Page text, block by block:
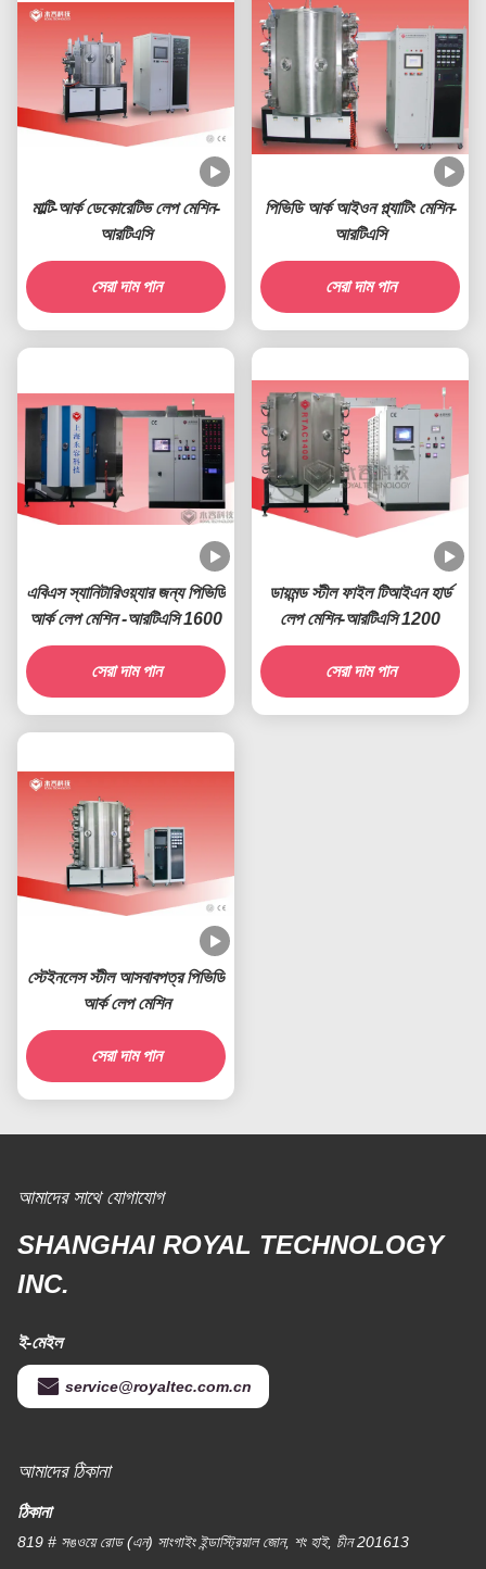
মাল্টি-আর্ক ডেকোরেটিভ লেপ মেশিন-
আরটিএসি
সেরা দাম পান
পিভিডি আর্ক আইওন প্ল্যাটিং মেশিন-
আরটিএসি
সেরা দাম পান
এবিএস স্যানিটারিওয়্যার জন্য পিভিডি
আর্ক লেপ মেশিন -আরটিএসি 1600
সেরা দাম পান
ডায়মন্ড স্টীল ফাইল টিআইএন হার্ড
লেপ মেশিন-আরটিএসি 1200
সেরা দাম পান
স্টেইনলেস স্টীল আসবাবপত্র পিভিডি
আর্ক লেপ মেশিন
সেরা দাম পান
আমাদের সাথে যোগাযোগ
SHANGHAI ROYAL TECHNOLOGY
INC.
ই-মেইল
service@royaltec.com.cn
আমাদের ঠিকানা
ঠিকানা
819 # সঙওয়ে রোড (এন) সাংগাইং ইন্ডাস্ট্রিয়াল জোন, শং হাই, চীন 201613